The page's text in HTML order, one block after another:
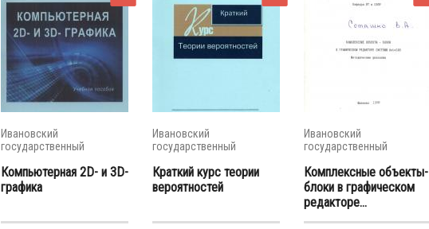
Ивановский
государственный
Компьютерная 2D- и 3D-
графика
Ивановский
государственный
Краткий курс теории
вероятностей
Ивановский
государственный
Комплексные объекты-
блоки в графическом
редакторе...